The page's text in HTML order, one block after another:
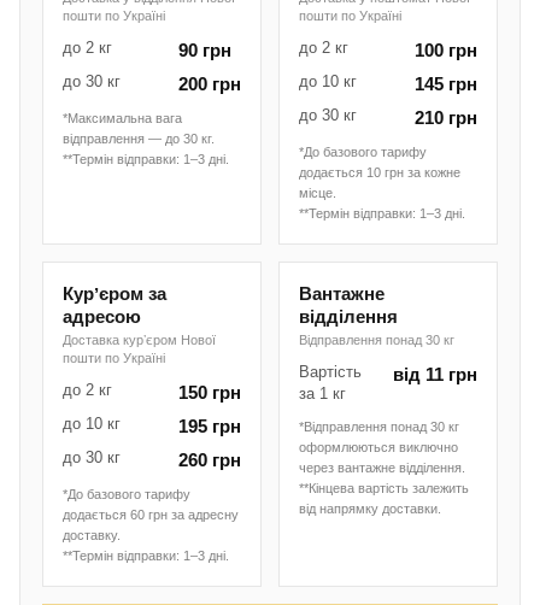
пошти по Україні
до 2 кг 90 грн
до 30 кг 200 грн
*Максимальна вага
відправлення — до 30 кг.
**Термін відправки: 1–3 дні.
пошти по Україні
до 2 кг 100 грн
до 10 кг 145 грн
до 30 кг 210 грн
*До базового тарифу
додається 10 грн за кожне
місце.
**Термін відправки: 1–3 дні.
Курʼєром за
адресою
Доставка курʼєром Нової
пошти по Україні
до 2 кг 150 грн
до 10 кг 195 грн
до 30 кг 260 грн
*До базового тарифу
додається 60 грн за адресну
доставку.
**Термін відправки: 1–3 дні.
Вантажне
відділення
Відправлення понад 30 кг
Вартість
за 1 кг
від 11 грн
*Відправлення понад 30 кг
оформлюються виключно
через вантажне відділення.
**Кінцева вартість залежить
від напрямку доставки.